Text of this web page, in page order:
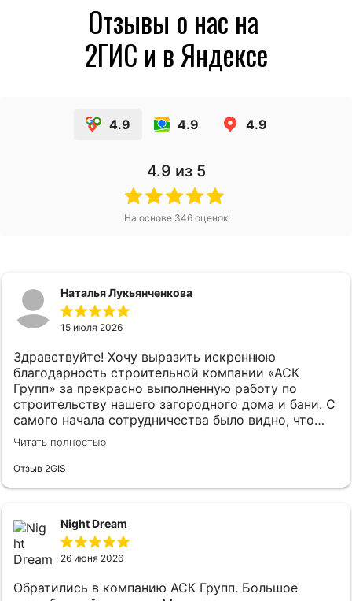
Отзывы о нас на
2ГИС и в Яндексе
4.9 4.9 4.9
4.9 из 5
На основе 346 оценок
Наталья Лукьянченкова
15 июля 2026
Здравствуйте! Хочу выразить искреннюю
благодарность строительной компании «АСК
Групп» за прекрасно выполненную работу по
строительству нашего загородного дома и бани. С
самого начала сотрудничества было видно, что
команда работает профессионально и с большим
вниманием к деталям. Все этапы — от
проектирования до сдачи объектов — были
консультаций. Отдельно хочется отметить
качество строительства. Все объекты выполнены
очень добротно: ровные стены, аккуратная
что компания не экономит на качестве и
Читать полностью
Отзыв 2GIS
Night Dream
26 июня 2026
Обратились в компанию АСК Групп. Большое